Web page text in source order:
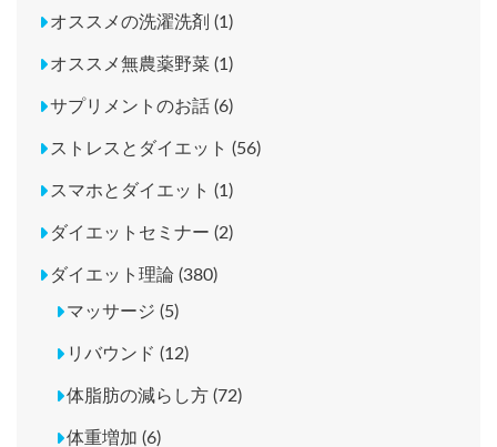
オススメの洗濯洗剤 (1)
オススメ無農薬野菜 (1)
サプリメントのお話 (6)
ストレスとダイエット (56)
スマホとダイエット (1)
ダイエットセミナー (2)
ダイエット理論 (380)
マッサージ (5)
リバウンド (12)
体脂肪の減らし方 (72)
体重増加 (6)